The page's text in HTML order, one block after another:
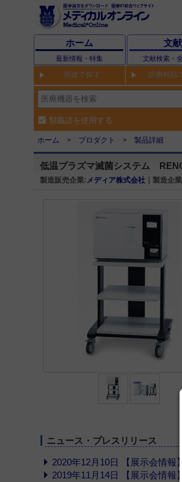
ホーム
最新情報・特集
文献
文献検索・
用途で探す 診療科目
類義語を使用する
ホーム プロダクト 製品詳細
低温プラズマ滅菌システム
製造販売企業:メディア株式会社｜製造企
ニュース・プレスリリース
2020年12月10日 【展示会情報
2019年11月14日 【展示会情報